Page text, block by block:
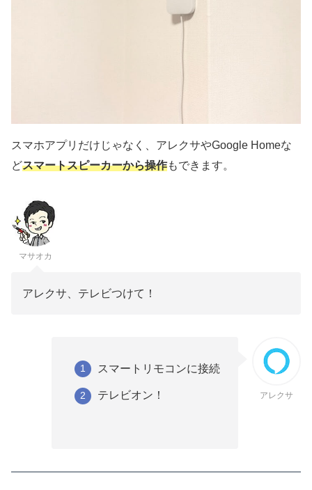
スマホアプリだけじゃなく、アレクサやGoogle Homeな
どスマートスピーカーから操作もできます。
マサオカ
アレクサ、テレビつけて！
スマートリモコンに接続
テレビオン！ アレクサ